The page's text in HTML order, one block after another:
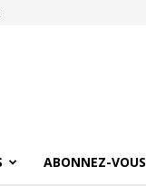
ABONNEZ-VOUS